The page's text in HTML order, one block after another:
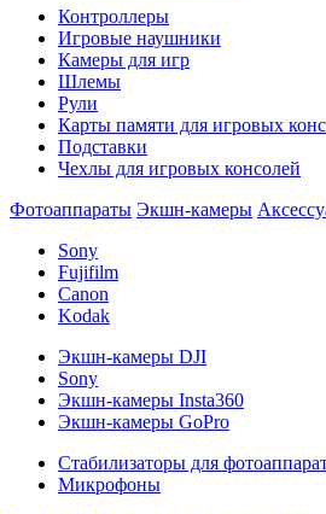
Контроллеры
Игровые наушники
Камеры для игр
Шлемы
Рули
Карты памяти для игровых
Подставки
Чехлы для игровых консолей
Фотоаппараты Экшн-камеры
Sony
Fujifilm
Canon
Kodak
Экшн-камеры DJI
Sony
Экшн-камеры Insta360
Экшн-камеры GoPro
Стабилизаторы для
Микрофоны